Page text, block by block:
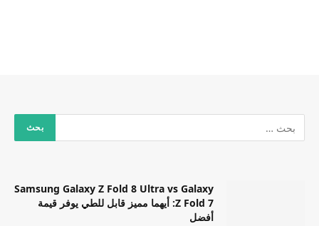
Samsung Galaxy Z Fold 8 Ultra vs Galaxy
Z Fold 7: أيهما مميز قابل للطي يوفر قيمة
أفضل